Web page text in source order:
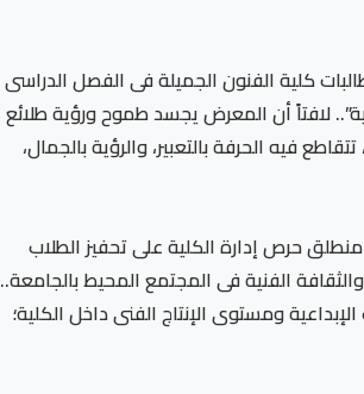
الجامعة المصرية الروسية، أنه تم افتتاح “معرض حصاد 4” لإنتاج طلاب وطالبات كلية الفنون الجميلة فى الفصل الدراسى
لافتاً أن المعرض يجسد طموح ورؤية طلائع
فيه الحرفة بالتعبير، والرؤية بالجمال،
حرص إدارة الكلية على تحفيز الطلاب
الفنية فى المجتمع المحيط بالجامعة..
التجارب الإبداعية ومستوى الإنتاج الفنى داخل الكلية؛